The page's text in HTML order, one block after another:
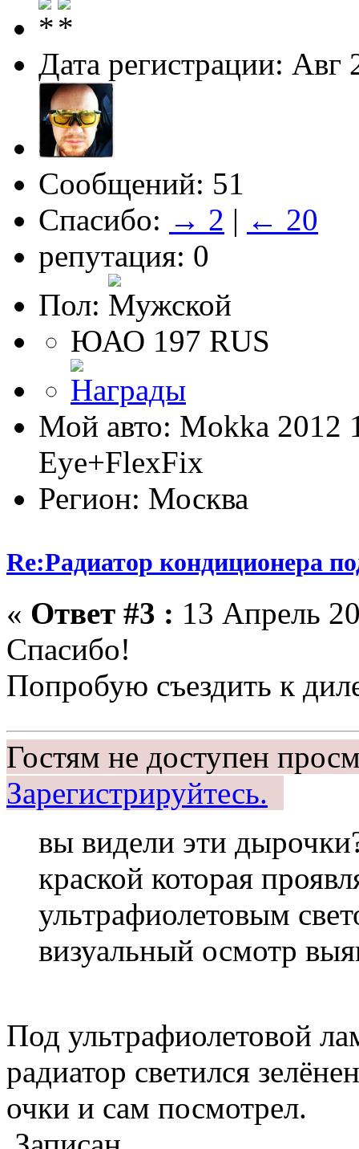
Дата регистрации: Авг
Сообщений: 51
Спасибо: → 2 | ← 20
репутация: 0
Пол:
ЮАО 197 RUS
Мой авто: Mokka 2012
Eye+FlexFix
Регион: Москва
Re:Радиатор кондиционера
« Ответ #3 : 13 Апрель
Спасибо!
Попробую съездить к
Гостям не доступен
Зарегистрируйтесь.
вы видели эти
краской которая
ультрафиолетовым
визуальный осмотр
Под ультрафиолетовой
радиатор светился
очки и сам посмотрел.